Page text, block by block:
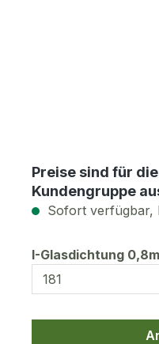
Preise sind für
Kundengruppe
Sofort verfügbar,
I-Glasdichtung